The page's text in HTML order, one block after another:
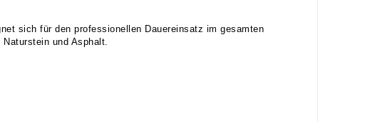
sich für den professionellen Dauereinsatz im gesamten
und Asphalt.